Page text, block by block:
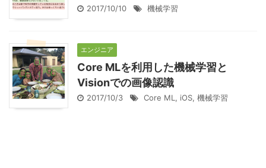
2017/10/10 機械学習
エンジニア
Core MLを利用した機械学習と
Visionでの画像認識
2017/10/3 Core ML , iOS, 機械学習